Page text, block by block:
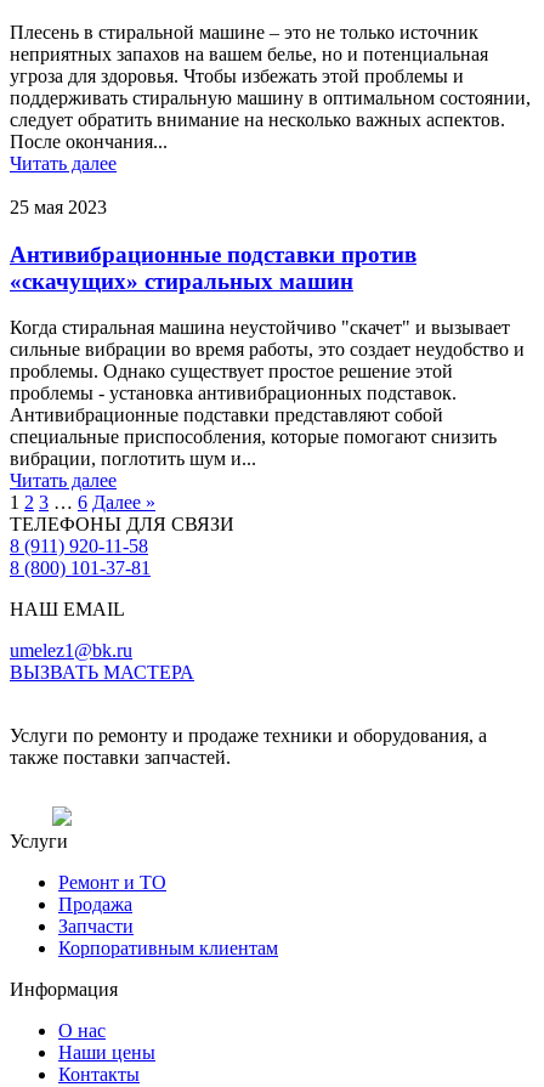
Плесень в стиральной машине – это не только источник
неприятных запахов на вашем белье, но и потенциальная
угроза для здоровья. Чтобы избежать этой проблемы и
поддерживать стиральную машину в оптимальном состоянии,
следует обратить внимание на несколько важных аспектов.
После окончания...
Читать далее
25 мая 2023
Антивибрационные подставки против
«скачущих» стиральных машин
Когда стиральная машина неустойчиво "скачет" и вызывает
сильные вибрации во время работы, это создает неудобство и
проблемы. Однако существует простое решение этой
проблемы - установка антивибрационных подставок.
Антивибрационные подставки представляют собой
специальные приспособления, которые помогают снизить
вибрации, поглотить шум и...
Читать далее
1 2 3 … 6 Далее »
ТЕЛЕФОНЫ ДЛЯ СВЯЗИ
8 (911) 920-11-58
8 (800) 101-37-81
НАШ EMAIL
umelez1@bk.ru
ВЫЗВАТЬ МАСТЕРА
Услуги по ремонту и продаже техники и оборудования, а
также поставки запчастей.
Услуги
Ремонт и ТО
Продажа
Запчасти
Корпоративным клиентам
Информация
О нас
Наши цены
Контакты